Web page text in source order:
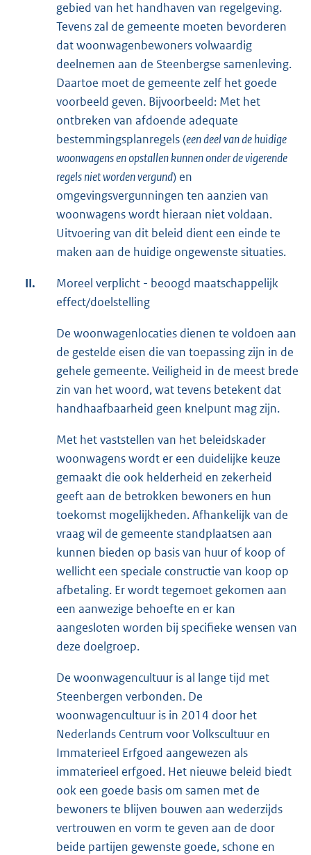
gebied van het handhaven van regelgeving.
Tevens zal de gemeente moeten bevorderen
dat woonwagenbewoners volwaardig
deelnemen aan de Steenbergse samenleving.
Daartoe moet de gemeente zelf het goede
voorbeeld geven. Bijvoorbeeld: Met het
ontbreken van afdoende adequate
bestemmingsplanregels (een deel van de huidige
woonwagens en opstallen kunnen onder de vigerende
regels niet worden vergund) en
omgevingsvergunningen ten aanzien van
woonwagens wordt hieraan niet voldaan.
Uitvoering van dit beleid dient een einde te
maken aan de huidige ongewenste situaties.
II.
Moreel verplicht - beoogd maatschappelijk
effect/doelstelling
De woonwagenlocaties dienen te voldoen aan
de gestelde eisen die van toepassing zijn in de
gehele gemeente. Veiligheid in de meest brede
zin van het woord, wat tevens betekent dat
handhaafbaarheid geen knelpunt mag zijn.
Met het vaststellen van het beleidskader
woonwagens wordt er een duidelijke keuze
gemaakt die ook helderheid en zekerheid
geeft aan de betrokken bewoners en hun
toekomst mogelijkheden. Afhankelijk van de
vraag wil de gemeente standplaatsen aan
kunnen bieden op basis van huur of koop of
wellicht een speciale constructie van koop op
afbetaling. Er wordt tegemoet gekomen aan
een aanwezige behoefte en er kan
aangesloten worden bij specifieke wensen van
deze doelgroep.
De woonwagencultuur is al lange tijd met
Steenbergen verbonden. De
woonwagencultuur is in 2014 door het
Nederlands Centrum voor Volkscultuur en
Immaterieel Erfgoed aangewezen als
immaterieel erfgoed. Het nieuwe beleid biedt
ook een goede basis om samen met de
bewoners te blijven bouwen aan wederzijds
vertrouwen en vorm te geven aan de door
beide partijen gewenste goede, schone en